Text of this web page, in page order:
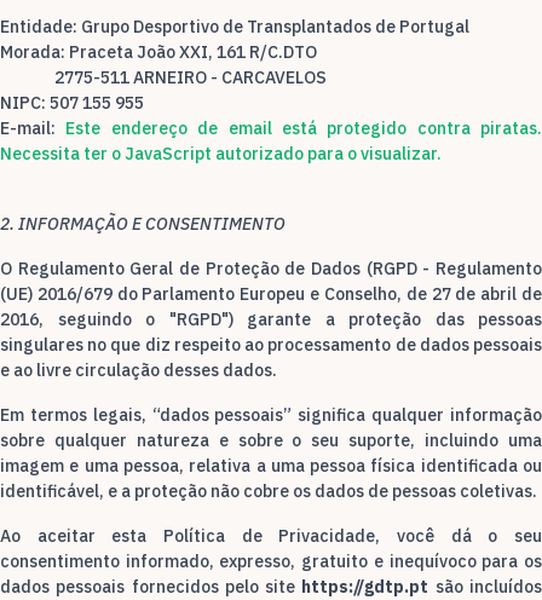
Entidade: Grupo Desportivo de Transplantados de Portugal
Morada: Praceta João XXI, 161 R/C.DTO
2775-511 ARNEIRO - CARCAVELOS
NIPC: 507 155 955
E-mail: Este endereço de email está protegido contra piratas.
Necessita ter o JavaScript autorizado para o visualizar.
2. INFORMAÇÃO E CONSENTIMENTO
O Regulamento Geral de Proteção de Dados (RGPD - Regulamento
(UE) 2016/679 do Parlamento Europeu e Conselho, de 27 de abril de
2016, seguindo o "RGPD") garante a proteção das pessoas
singulares no que diz respeito ao processamento de dados pessoais
e ao livre circulação desses dados.
Em termos legais, “dados pessoais” significa qualquer informação
sobre qualquer natureza e sobre o seu suporte, incluindo uma
imagem e uma pessoa, relativa a uma pessoa física identificada ou
identificável, e a proteção não cobre os dados de pessoas coletivas.
Ao aceitar esta Política de Privacidade, você dá o seu
consentimento informado, expresso, gratuito e inequívoco para os
dados pessoais fornecidos pelo site https://gdtp.pt são incluídos